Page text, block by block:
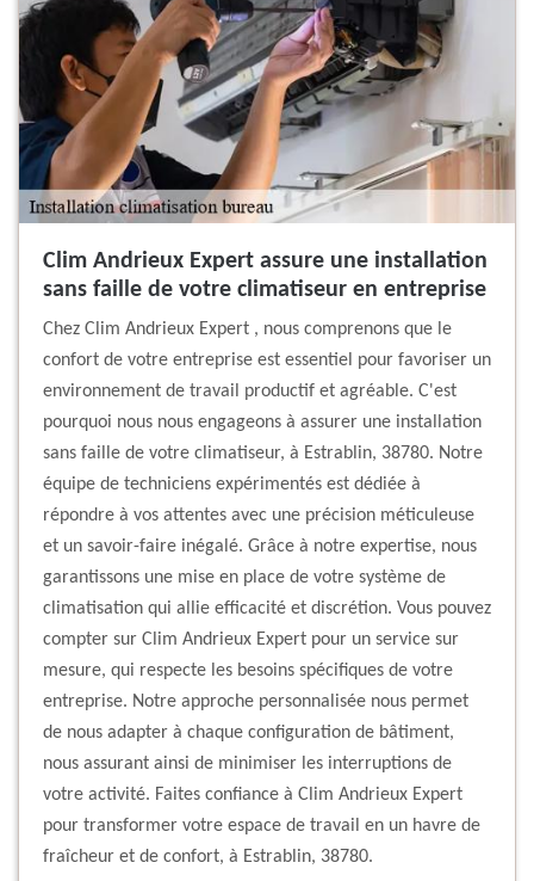
Clim Andrieux Expert assure une installation
sans faille de votre climatiseur en entreprise
Chez Clim Andrieux Expert , nous comprenons que le
confort de votre entreprise est essentiel pour favoriser un
environnement de travail productif et agréable. C'est
pourquoi nous nous engageons à assurer une installation
sans faille de votre climatiseur, à Estrablin, 38780. Notre
équipe de techniciens expérimentés est dédiée à
répondre à vos attentes avec une précision méticuleuse
et un savoir-faire inégalé. Grâce à notre expertise, nous
garantissons une mise en place de votre système de
climatisation qui allie efficacité et discrétion. Vous pouvez
compter sur Clim Andrieux Expert pour un service sur
mesure, qui respecte les besoins spécifiques de votre
entreprise. Notre approche personnalisée nous permet
de nous adapter à chaque configuration de bâtiment,
nous assurant ainsi de minimiser les interruptions de
votre activité. Faites confiance à Clim Andrieux Expert
pour transformer votre espace de travail en un havre de
fraîcheur et de confort, à Estrablin, 38780.